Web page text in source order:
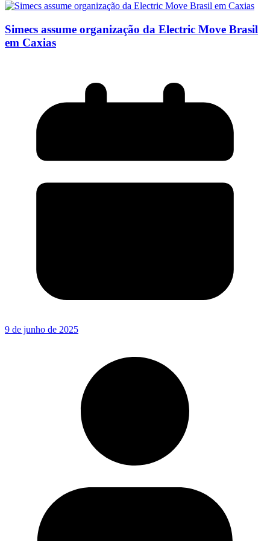
Simecs assume organização da Electric Move Brasil
em Caxias
9 de junho de 2025